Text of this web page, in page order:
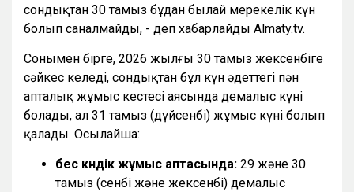
сондықтан 30 тамыз бұдан былай мерекелік күн
болып саналмайды, - деп хабарлайды Almaty.tv.
Сонымен бірге, 2026 жылғы 30 тамыз жексенбіге
сәйкес келеді, сондықтан бұл күн әдеттегі пән
апталық жұмыс кестесі аясында демалыс күні
болады, ал 31 тамыз (дүйсенбі) жұмыс күні болып
қалады. Осылайша:
бес күндік жұмыс аптасында: 29 және 30
тамыз (сенбі және жексенбі) демалыс